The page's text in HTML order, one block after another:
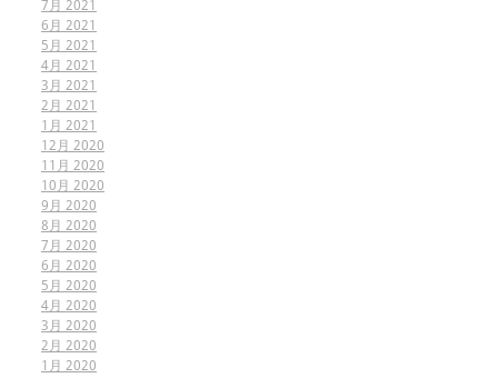
7月 2021
6月 2021
5月 2021
4月 2021
3月 2021
2月 2021
1月 2021
12月 2020
11月 2020
10月 2020
9月 2020
8月 2020
7月 2020
6月 2020
5月 2020
4月 2020
3月 2020
2月 2020
1月 2020